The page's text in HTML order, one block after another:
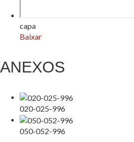
capa
Baixar
ANEXOS
020-025-996
050-052-996